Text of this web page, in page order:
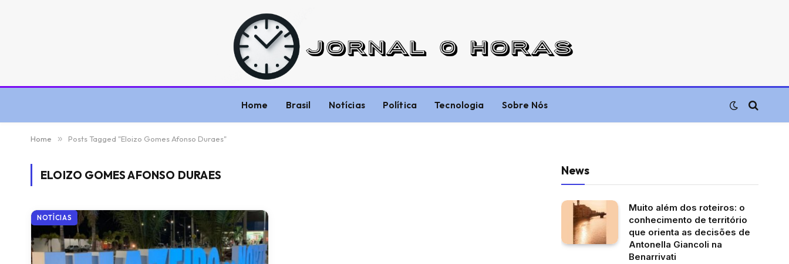
Home Brasil Notícias Política Tecnologia Sobre Nós
Home » Posts Tagged "Eloizo Gomes Afonso Duraes"
ELOIZO GOMES AFONSO DURAES
NOTÍCIAS
News
Muito além dos roteiros: o
conhecimento de território
que orienta as decisões de
Antonella Giancoli na
Benarrivati